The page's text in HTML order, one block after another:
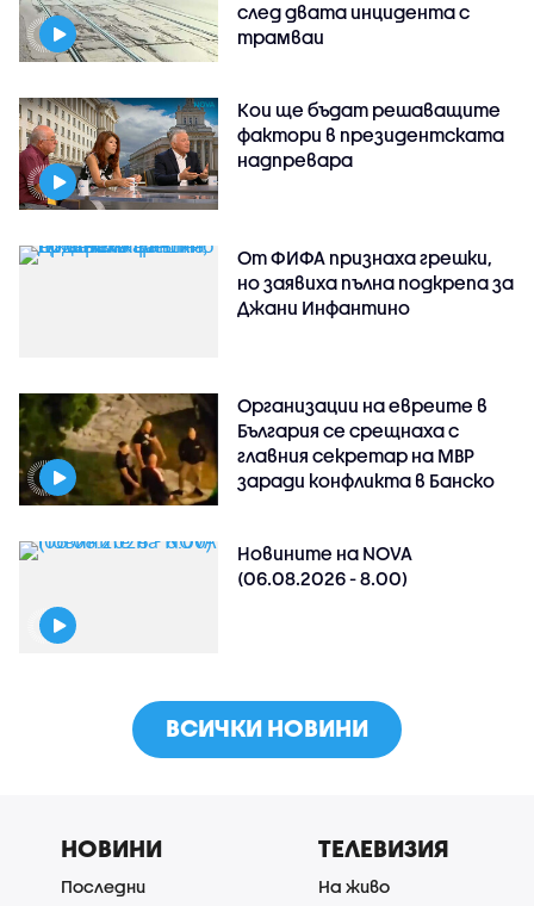
след двата инцидента с
трамваи
Кои ще бъдат решаващите
фактори в президентската
надпревара
От ФИФА признаха грешки,
но заявиха пълна подкрепа за
Джани Инфантино
Организации на евреите в
България се срещнаха с
главния секретар на МВР
заради конфликта в Банско
Новините на NOVA
(06.08.2026 - 8.00)
ВСИЧКИ НОВИНИ
НОВИНИ
Последни
ТЕЛЕВИЗИЯ
На живо